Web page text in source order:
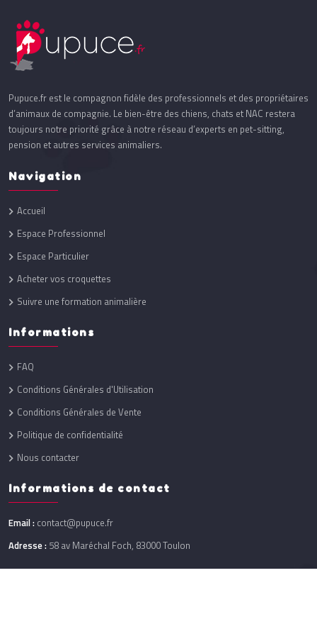
Pupuce.fr est le compagnon fidèle des professionnels et des propriétaires
d’animaux de compagnie. Le bien-être des chiens, chats et NAC restera
toujours notre priorité grâce à notre réseau d’experts en pet-sitting,
pension et autres services animaliers.
Navigation
Accueil
Espace Professionnel
Espace Particulier
Acheter vos croquettes
Suivre une formation animalière
Informations
FAQ
Conditions Générales d'Utilisation
Conditions Générales de Vente
Politique de confidentialité
Nous contacter
Informations de contact
Email : contact@pupuce.fr
Adresse : 58 av Maréchal Foch, 83000 Toulon